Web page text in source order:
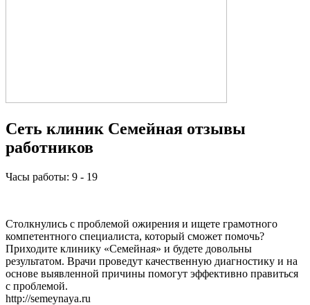
Сеть клиник Семейная отзывы
работников
Часы работы: 9 - 19
Столкнулись с проблемой ожирения и ищете грамотного
компетентного специалиста, который сможет помочь?
Приходите клинику «Семейная» и будете довольны
результатом. Врачи проведут качественную диагностику и на
основе выявленной причины помогут эффективно правиться
с проблемой.
http://semeynaya.ru